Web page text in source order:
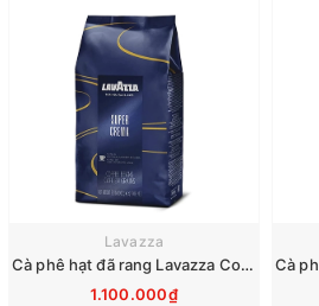
Lavazza
Cà phê hạt đã rang Lavazza Coffee Espresso Super Crema 1000g Date 12-2027
1.100.000₫